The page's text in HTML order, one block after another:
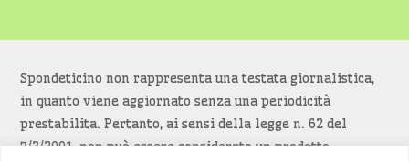
Spondeticino non rappresenta una testata giornalistica,
in quanto viene aggiornato senza una periodicità
prestabilita. Pertanto, ai sensi della legge n. 62 del
7/3/2001, non può essere considerato un prodotto